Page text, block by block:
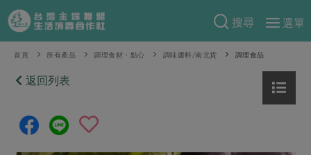
搜尋
選單
產品分類
當季蔬果
芽苗類
食譜料理
食材
特別企畫
首頁 所有產品 調理食材・點心 調味醬料/南北貨 調理食品
返回列表